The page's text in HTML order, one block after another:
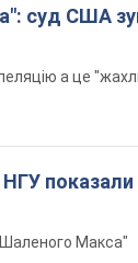
суд США
а це
показали
Макса"